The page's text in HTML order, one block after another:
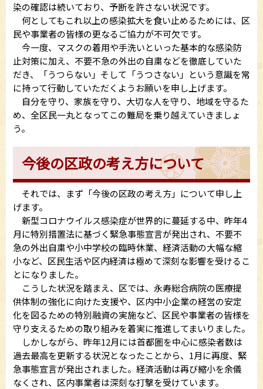
染の確認は続いており、予断を許さない状況です。
何としてもこれ以上の感染拡大を食い止めるためには、区
民や事業者の皆様の更なるご協力が不可欠です。
今一度、マスクの着用や手洗いといった基本的な感染防
止対策に加え、不要不急の外出の自粛などを徹底していた
だき、「うつらない」そして「うつさない」という意識を常
に持って行動していただくようお願いを申し上げます。
自分を守り、家族を守り、大切な人を守り、地域を守るた
め、全区民一丸となってこの難局を乗り越えていきましょ
う。
今後の区政の考え方について
それでは、まず「今後の区政の考え方」について申し上
げます。
新型コロナウイルス感染症が世界的に蔓延する中、昨年4
月に特別措置法に基づく緊急事態宣言が発出され、不要不
急の外出自粛や小中学校の臨時休業、経済活動の大幅な縮
小など、区民生活や区内経済は極めて深刻な影響を受けるこ
とになりました。
こうした状況を踏まえ、区では、永寿総合病院の医療提
供体制の強化に向けた支援や、区内中小企業の経営の安定
化を図るための特別融資の実施など、区民や事業者の皆様を
守り支えるための取り組みを着実に推進してまいりました。
しかしながら、昨年12月には首都圏を中心に感染者数は
過去最高を更新する状況となったことから、1月に再度、緊
急事態宣言が発出されました。経済活動は再び縮小を余儀
なくされ、区内事業者は深刻な打撃を受けています。